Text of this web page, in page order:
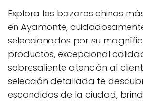
Explora los bazares chinos
en Ayamonte,
seleccionados por su
productos, excepcional
sobresaliente atención al
selección detallada te
escondidos de la ciudad,